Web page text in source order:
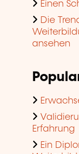
Einen
Die
ansehen
Erfahrung
Ein